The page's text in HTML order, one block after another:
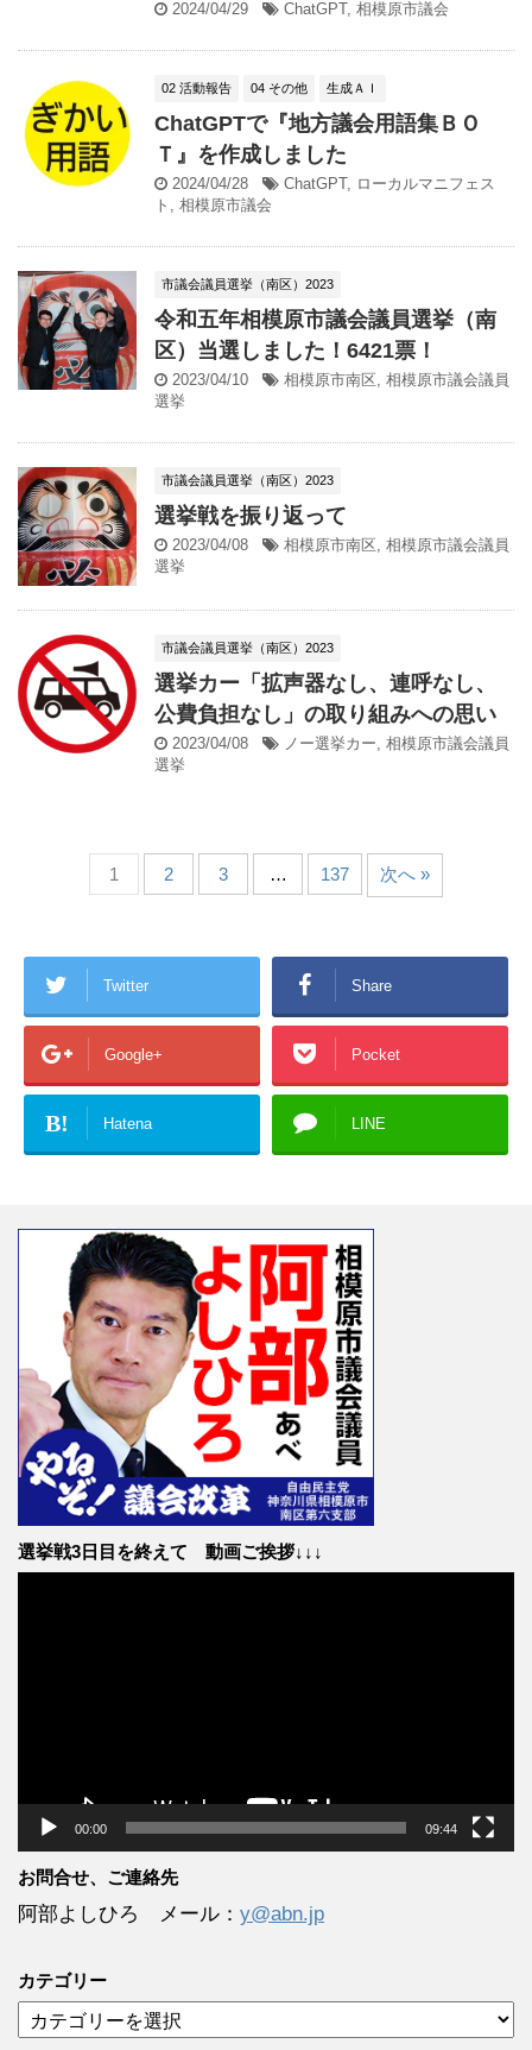
2024/04/29 ChatGPT, 相模原市議会
02 活動報告 04 その他 生成ＡＩ
ChatGPTで『地方議会用語集ＢＯ
Ｔ』を作成しました
2024/04/28 ChatGPT, ローカルマニフェス
ト , 相模原市議会
市議会議員選挙（南区）2023
令和五年相模原市議会議員選挙（南
区）当選しました！6421票！
2023/04/10 相模原市南区, 相模原市議会議員
選挙
市議会議員選挙（南区）2023
選挙戦を振り返って
2023/04/08 相模原市南区, 相模原市議会議員
選挙
市議会議員選挙（南区）2023
選挙カー「拡声器なし、連呼なし、
公費負担なし」の取り組みへの思い
2023/04/08 ノー選挙カー, 相模原市議会議員
選挙
1 2 3 … 137 次へ »
Twitter Share
Google+ Pocket
B! Hatena LINE
選挙戦3日目を終えて 動画ご挨拶↓↓↓
00:00 09:44
お問合せ、ご連絡先
阿部よしひろ メール： y@abn.jp
カテゴリー
テ